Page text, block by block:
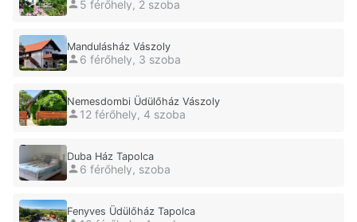
5 férőhely, 2 szoba
Mandulásház Vászoly
6 férőhely, 3 szoba
Nemesdombi Üdülőház Vászoly
12 férőhely, 4 szoba
Duba Ház Tapolca
6 férőhely, szoba
Fenyves Üdülőház Tapolca